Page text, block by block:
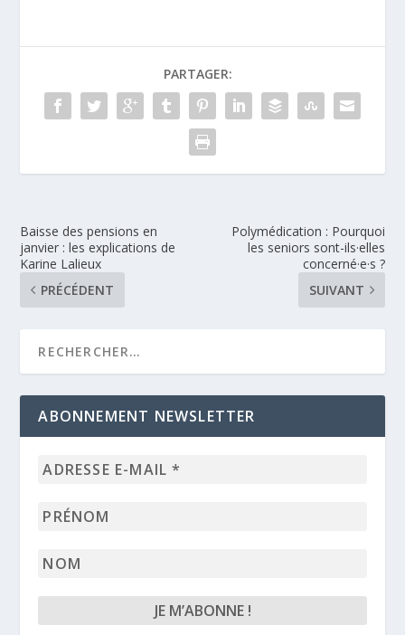
PARTAGER:
Baisse des pensions en
janvier : les explications de
Karine Lalieux
PRÉCÉDENT
Polymédication : Pourquoi
les seniors sont-ils·elles
concerné·e·s ?
SUIVANT
ABONNEMENT NEWSLETTER
Adresse
*
Prénom
Nom